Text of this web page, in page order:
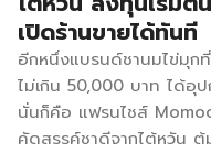
เปิดร้านขายได้ทันที
อีกหนึ่งแบรนด์ชานมไข่มุก
ไม่เกิน 50,000 บาท ได้อุ
นั่นก็คือ แฟรนไชส์
คัดสรรค์ชาดีจากไต้หวัน